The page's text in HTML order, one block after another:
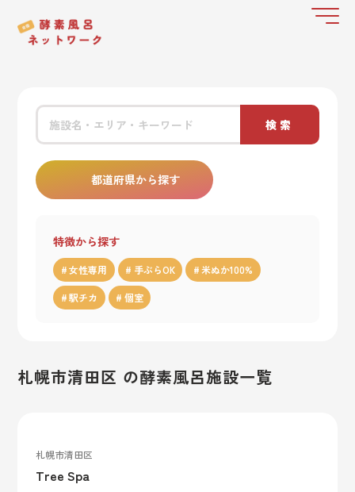
検索
都道府県から探す
特徴から探す
女性専用 手ぶらOK 米ぬか100%
駅チカ 個室
札幌市清田区 の酵素風呂施設一覧
札幌市清田区
Tree Spa